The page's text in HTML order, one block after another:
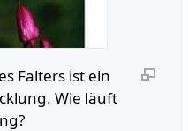
Falters ist ein
Wie läuft